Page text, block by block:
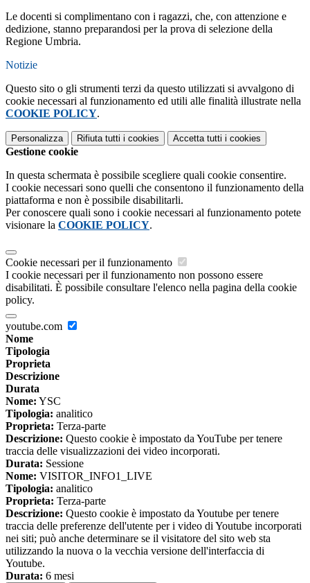
Le docenti si complimentano con i ragazzi, che, con attenzione e
dedizione, stanno preparandosi per la prova di selezione della
Regione Umbria.
Notizie
Questo sito o gli strumenti terzi da questo utilizzati si avvalgono di
cookie necessari al funzionamento ed utili alle finalità illustrate nella
COOKIE POLICY.
Personalizza Rifiuta tutti i cookies Accetta tutti i cookies
Gestione cookie
In questa schermata è possibile scegliere quali cookie consentire.
I cookie necessari sono quelli che consentono il funzionamento della
piattaforma e non è possibile disabilitarli.
Per conoscere quali sono i cookie necessari al funzionamento potete
visionare la COOKIE POLICY.
Cookie necessari per il funzionamento
I cookie necessari per il funzionamento non possono essere
disabilitati. È possibile consultare l'elenco nella pagina della cookie
policy.
youtube.com
Nome
Tipologia
Proprieta
Descrizione
Durata
Nome: YSC
Tipologia: analitico
Proprieta: Terza-parte
Descrizione: Questo cookie è impostato da YouTube per tenere
traccia delle visualizzazioni dei video incorporati.
Durata: Sessione
Nome: VISITOR_INFO1_LIVE
Tipologia: analitico
Proprieta: Terza-parte
Descrizione: Questo cookie è impostato da Youtube per tenere
traccia delle preferenze dell'utente per i video di Youtube incorporati
nei siti; può anche determinare se il visitatore del sito web sta
utilizzando la nuova o la vecchia versione dell'interfaccia di
Youtube.
Durata: 6 mesi